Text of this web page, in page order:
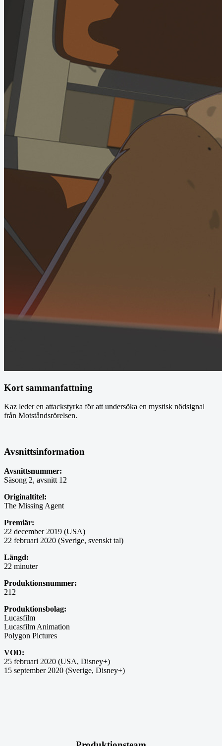
Kort sammanfattning
Kaz leder en attackstyrka för att undersöka en mystisk nödsignal
från Motståndsrörelsen.
Avsnittsinformation
Avsnittsnummer:
Säsong 2, avsnitt 12
Originaltitel:
The Missing Agent
Premiär:
22 december 2019 (USA)
22 februari 2020 (Sverige, svenskt tal)
Längd:
22 minuter
Produktionsnummer:
212
Produktionsbolag:
Lucasfilm
Lucasfilm Animation
Polygon Pictures
VOD:
25 februari 2020 (USA, Disney+)
15 september 2020 (Sverige, Disney+)